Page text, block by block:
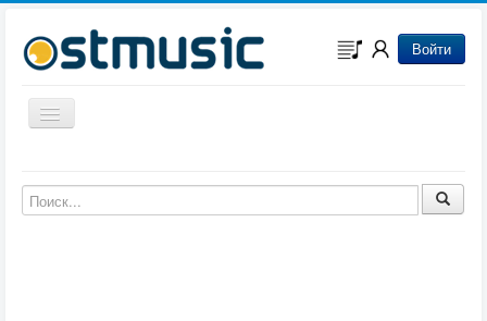
Войти
Включить/выключить навигацию
Музыка из мультфильмов
Музыка из сериалов